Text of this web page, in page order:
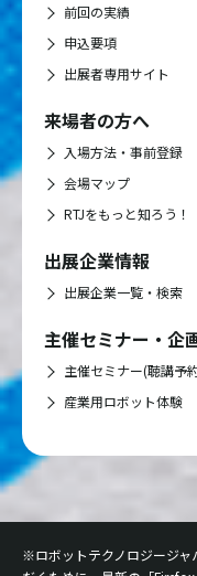
前回の実績
申込要項
出展者専用サイト
来場者の方へ
入場方法・事前登録
会場マップ
RTJをもっと知ろう！
出展企業情報
出展企業一覧・検索
主催セミナー・企
主催セミナー(聴講予
産業用ロボット体験
※ロボットテクノロジージ